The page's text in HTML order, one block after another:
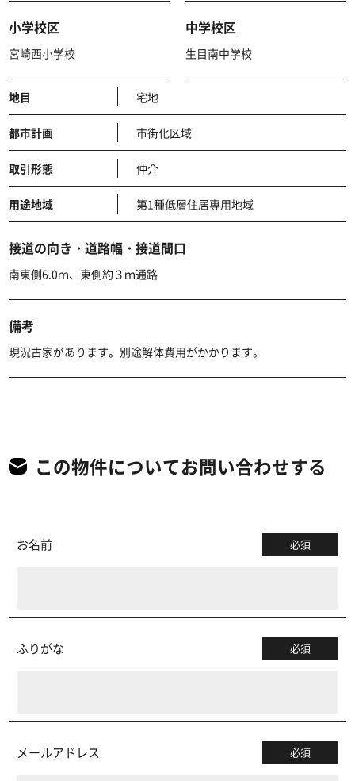
小学校区
宮崎西小学校
中学校区
生目南中学校
地目 宅地
都市計画 市街化区域
取引形態 仲介
用途地域 第1種低層住居専用地域
接道の向き・道路幅・接道間口
南東側6.0ｍ、東側約３ｍ通路
備考
現況古家があります。別途解体費用がかかります。
この物件についてお問い合わせする
お名前 必須
ふりがな 必須
メールアドレス 必須